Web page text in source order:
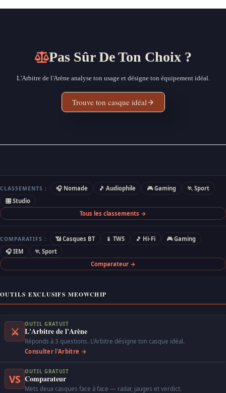
Pas Sûr De Ton Choix ?
L'Arbitre de l'Arène analyse ton usage et désigne ton équipement idéal.
Trouve ton casque idéal
CLASSEMENTS : 🎧 Nomade 🎵 Audiophile 🎮 Gaming
🏃 Sport
🎛 Studio
Tous les classements →
COMPARATIFS : 📶 Casques BT 📱 TWS 🎵 Hi-Fi
🎮 Gaming
🎧 IEM
🏃 Sport
Comparateur →
OUTILS EXCLUSIFS MEOWCHIP
⚔
OUTIL GRATUIT
L'Arbitre de l'Arène
Réponds à 3 questions. L'Arbitre désigne ton casque idéal.
Consulter l'Arbitre →
VS
OUTIL GRATUIT
Comparateur
Mets deux casques face à face — radar, jauges et verdict.